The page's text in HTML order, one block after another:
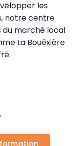
les
notre centre
du marché local
La Bouëxière